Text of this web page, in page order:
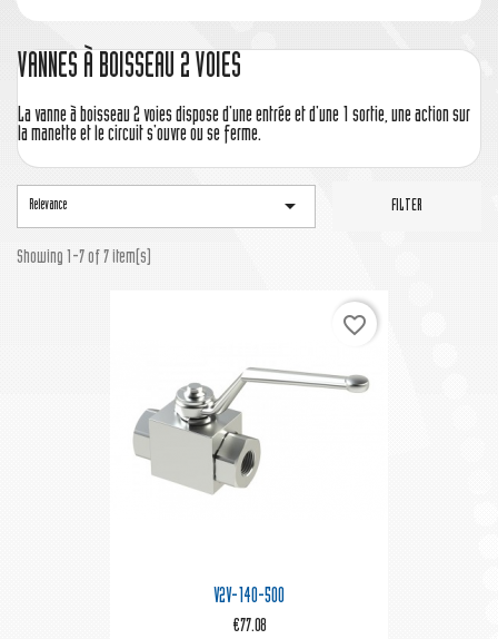
VANNES À BOISSEAU 2 VOIES
La vanne à boisseau 2 voies dispose d'une entrée et d'une 1 sortie, une action sur
la manette et le circuit s'ouvre ou se ferme.
Relevance  FILTER
Showing 1-7 of 7 item(s)
V2V-140-500
€77.08
favorite_border